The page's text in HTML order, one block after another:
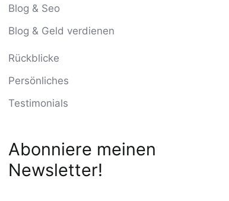
n
n
h
Blog & Seo
Blog & Geld verdienen
Rückblicke
Persönliches
Testimonials
Abonniere meinen
Newsletter!